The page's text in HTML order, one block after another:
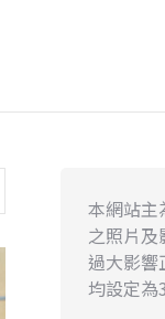
本網站主
之照片及
過大影響
均設定為